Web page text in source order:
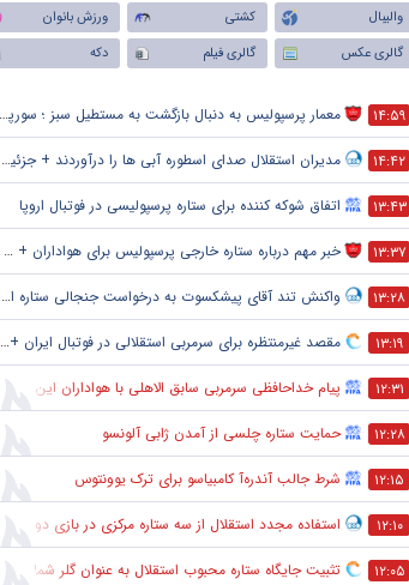
والیبال
کشتی
ورزش بانوان
گالری عکس
گالری فیلم دکه
۱۴:۵۹ معمار پرسپولیس به دنبال بازگشت به مستطیل سبز ؛ سورپرایز بزرگ در راه است ؟ + جزئیات
۱۴:۴۲ مدیران استقلال صدای اسطوره آبی ها را درآوردند + جزئیات
۱۳:۴۳ اتفاق شوکه کننده برای ستاره پرسپولیسی در فوتبال اروپا
۱۳:۳۷ خبر مهم درباره ستاره خارجی پرسپولیس برای هواداران + جزئیات
۱۳:۲۸ واکنش تند آقای پیشکسوت به درخواست جنجالی ستاره استقلال + جزئیات
۱۳:۱۹ مقصد غیرمنتظره برای سرمربی استقلالی در فوتبال ایران + جزئیات
۱۲:۳۱ پیام خداحافظی سرمربی سابق الاهلی با هواداران این باشگاه
۱۲:۲۸ حمایت ستاره چلسی از آمدن ژابی آلونسو
۱۲:۱۵ شرط جالب آندره‌آ کامبیاسو برای ترک یوونتوس
۱۲:۱۰ استفاده مجدد استقلال از سه ستاره مرکزی در بازی دوستانه
۱۲:۰۵ تثبیت جایگاه ستاره محبوب استقلال به عنوان گلر شماره یک این تیم برای شروع لیگ